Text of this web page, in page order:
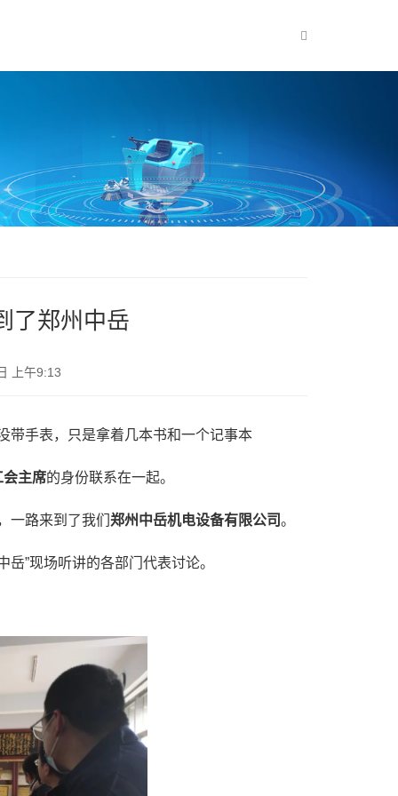
了郑州中岳
上午9:13
带手表，只是拿着几本书和一个记事本
会主席的身份联系在一起。
一路来到了我们 郑州中岳机电设备有限公司。
”现场听讲的各部门代表讨论。